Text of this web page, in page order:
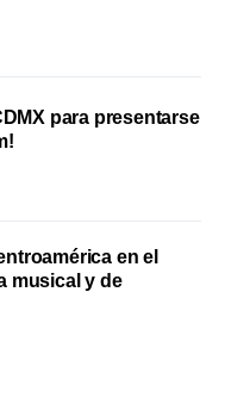
para presentarse
en el
musical y de